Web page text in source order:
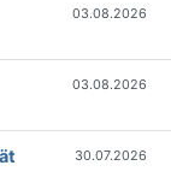
03.08.2026
03.08.2026
30.07.2026